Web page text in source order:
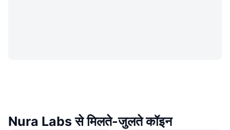
Nura Labs से मिलते-जुलते कॉइन